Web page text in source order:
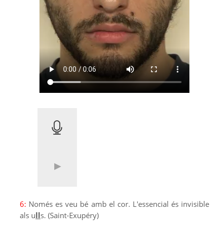
6: Només es veu bé amb el cor. L'essencial és invisible
als ulls. (Saint-Exupéry)